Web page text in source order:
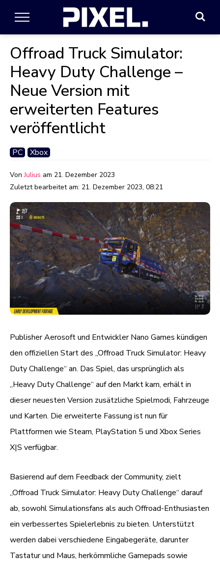
Offroad Truck Simulator:
Heavy Duty Challenge –
Neue Version mit
erweiterten Features
veröffentlicht
PC Xbox
VonJulius am 21. Dezember 2023
Zuletzt bearbeitet am: 21. Dezember 2023, 08:21
Publisher Aerosoft und Entwickler Nano Games kündigen
den offiziellen Start des „Offroad Truck Simulator: Heavy
Duty Challenge“ an. Das Spiel, das ursprünglich als
„Heavy Duty Challenge“ auf den Markt kam, erhält in
dieser neuesten Version zusätzliche Spielmodi, Fahrzeuge
und Karten. Die erweiterte Fassung ist nun für
Plattformen wie Steam, PlayStation 5 und Xbox Series
X|S verfügbar.
Basierend auf dem Feedback der Community, zielt
„Offroad Truck Simulator: Heavy Duty Challenge“ darauf
ab, sowohl Simulationsfans als auch Offroad-Enthusiasten
ein verbessertes Spielerlebnis zu bieten. Unterstützt
werden dabei verschiedene Eingabegeräte, darunter
Tastatur und Maus, herkömmliche Gamepads sowie